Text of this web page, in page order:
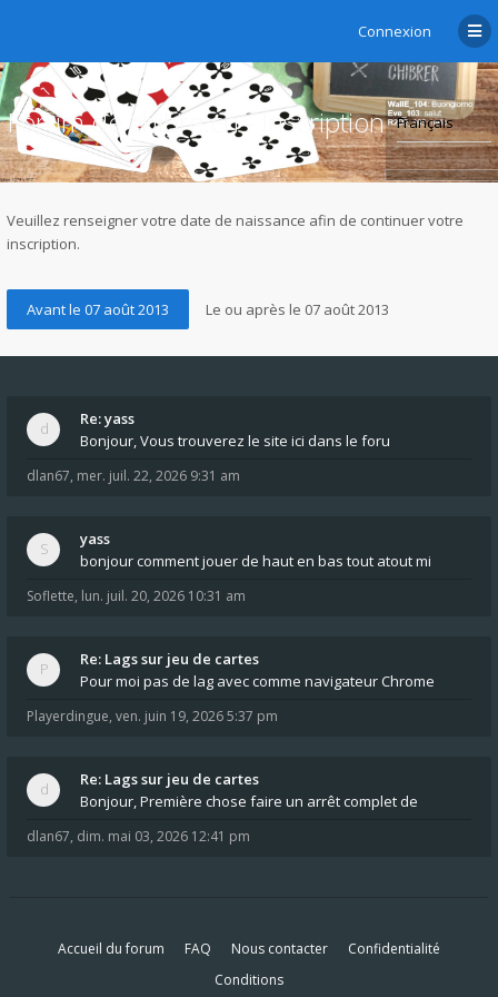
Connexion
Forum de chibre.ch - Inscription
Veuillez renseigner votre date de naissance afin de continuer votre
inscription.
Re: yass
Bonjour, Vous trouverez le site ici dans le foru
dlan67, mer. juil. 22, 2026 9:31 am
yass
bonjour comment jouer de haut en bas tout atout mi
Soflette, lun. juil. 20, 2026 10:31 am
Re: Lags sur jeu de cartes
Pour moi pas de lag avec comme navigateur Chrome
Playerdingue, ven. juin 19, 2026 5:37 pm
Re: Lags sur jeu de cartes
Bonjour, Première chose faire un arrêt complet de
dlan67, dim. mai 03, 2026 12:41 pm
Accueil du forum FAQ Nous contacter
Confidentialité
Conditions